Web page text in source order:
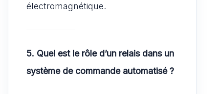
électromagnétique.
5. Quel est le rôle d’un relais dans un
système de commande automatisé ?